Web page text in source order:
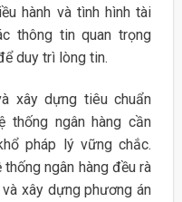
hành và tình hình tài
thông tin quan trọng
duy trì lòng tin.
xây dựng tiêu chuẩn
thống ngân hàng cần
pháp lý vững chắc.
ngân hàng đều rà
xây dựng phương án